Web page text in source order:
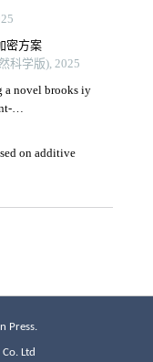
Press.
Ltd